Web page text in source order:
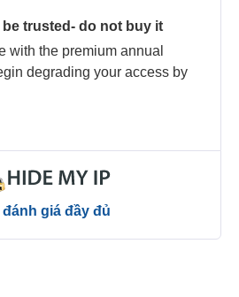
be trusted- do not buy it
with the premium annual
degrading your access by
giá đầy đủ